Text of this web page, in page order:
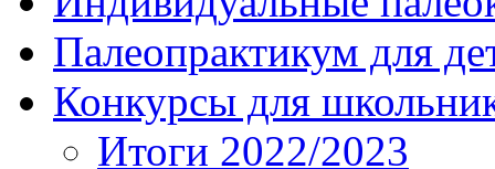
Палеопрактикум для
Конкурсы для
Итоги 2022/2023